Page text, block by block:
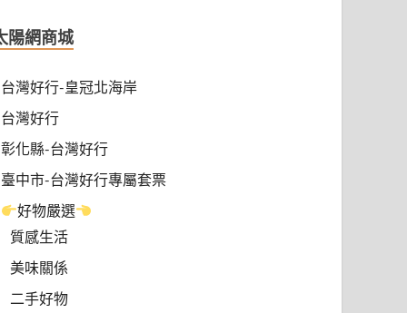
陽網商城
台灣好行-皇冠北海岸
台灣好行
彰化縣-台灣好行
臺中市-台灣好行專屬套票
好物嚴選
質感生活
美味關係
二手好物